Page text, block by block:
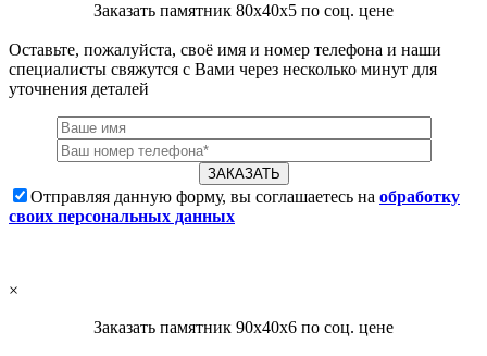
Заказать памятник 80х40х5 по соц. цене
Оставьте, пожалуйста, своё имя и номер телефона и наши
специалисты свяжутся с Вами через несколько минут для
уточнения деталей
Отправляя данную форму, вы соглашаетесь на обработку
своих персональных данных
×
Заказать памятник 90х40х6 по соц. цене